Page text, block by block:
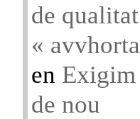
de qualitat
« avvhorta
en Exigim
de nou